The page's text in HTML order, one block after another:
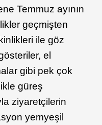
Temmuz ayının
geçmişten
ile göz
el
gibi pek çok
güreş
ziyaretçilerin
yemyeşil